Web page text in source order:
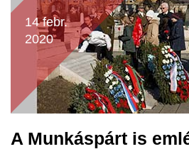
14 febr.
2020
A Munkáspárt is